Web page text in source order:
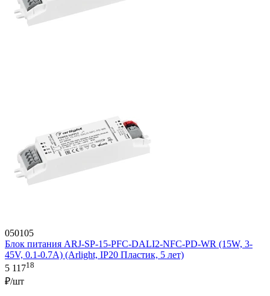
050105
Блок питания ARJ-SP-15-PFC-DALI2-NFC-PD-WR (15W, 3-
45V, 0.1-0.7A) (Arlight, IP20 Пластик, 5 лет)
5 11718
₽/шт